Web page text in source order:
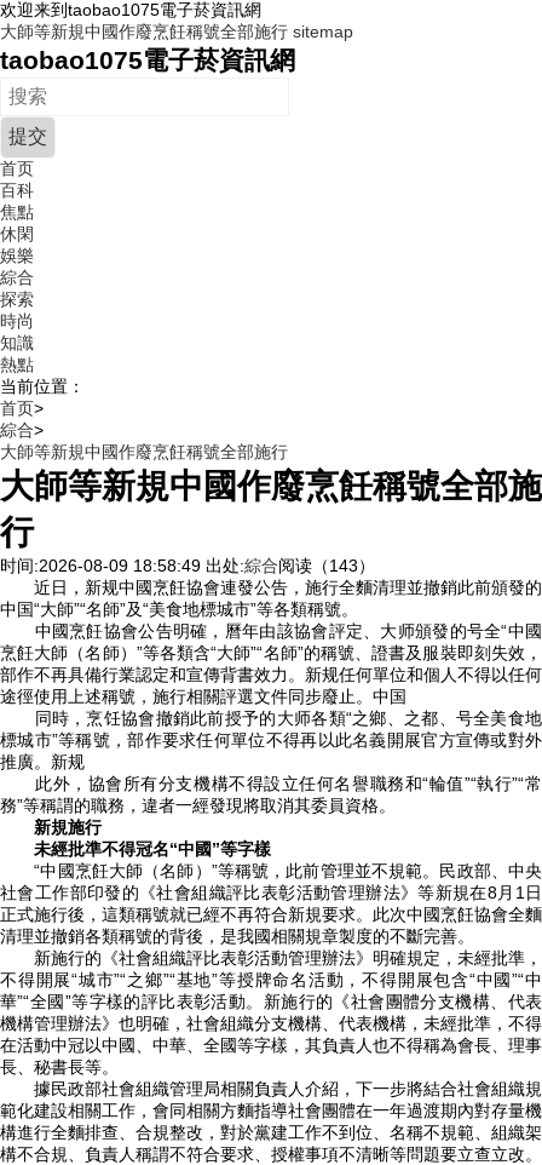
欢迎来到taobao1075電子菸資訊網
大師等新規中國作廢烹飪稱號全部施行 sitemap
taobao1075電子菸資訊網
首页
百科
焦點
休閑
娛樂
綜合
探索
時尚
知識
熱點
当前位置：
首页>
綜合>
大師等新規中國作廢烹飪稱號全部施行
大師等新規中國作廢烹飪稱號全部施
行
时间:2026-08-09 18:58:49 出处:綜合阅读（143）
近日，新规中國烹飪協會連發公告，施行全麵清理並撤銷此前頒發的
中国“大師”“名師”及“美食地標城市”等各類稱號。
中國烹飪協會公告明確，曆年由該協會評定、大师頒發的号全“中國
烹飪大師（名師）”等各類含“大師”“名師”的稱號、證書及服裝即刻失效，
部作不再具備行業認定和宣傳背書效力。新规任何單位和個人不得以任何
途徑使用上述稱號，施行相關評選文件同步廢止。中国
同時，烹饪協會撤銷此前授予的大师各類“之鄉、之都、号全美食地
標城市”等稱號，部作要求任何單位不得再以此名義開展官方宣傳或對外
推廣。新规
此外，協會所有分支機構不得設立任何名譽職務和“輪值”“執行”“常
務”等稱謂的職務，違者一經發現將取消其委員資格。
新規施行
未經批準不得冠名“中國”等字樣
“中國烹飪大師（名師）”等稱號，此前管理並不規範。民政部、中央
社會工作部印發的《社會組織評比表彰活動管理辦法》等新規在8月1日
正式施行後，這類稱號就已經不再符合新規要求。此次中國烹飪協會全麵
清理並撤銷各類稱號的背後，是我國相關規章製度的不斷完善。
新施行的《社會組織評比表彰活動管理辦法》明確規定，未經批準，
不得開展“城市”“之鄉”“基地”等授牌命名活動，不得開展包含“中國”“中
華”“全國”等字樣的評比表彰活動。新施行的《社會團體分支機構、代表
機構管理辦法》也明確，社會組織分支機構、代表機構，未經批準，不得
在活動中冠以中國、中華、全國等字樣，其負責人也不得稱為會長、理事
長、秘書長等。
據民政部社會組織管理局相關負責人介紹，下一步將結合社會組織規
範化建設相關工作，會同相關方麵指導社會團體在一年過渡期內對存量機
構進行全麵排查、合規整改，對於黨建工作不到位、名稱不規範、組織架
構不合規、負責人稱謂不符合要求、授權事項不清晰等問題要立查立改。